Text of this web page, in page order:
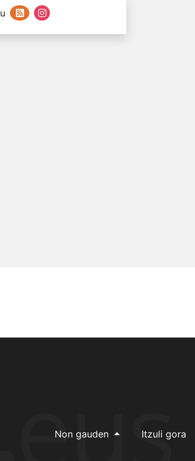
Non gauden Itzuli gora